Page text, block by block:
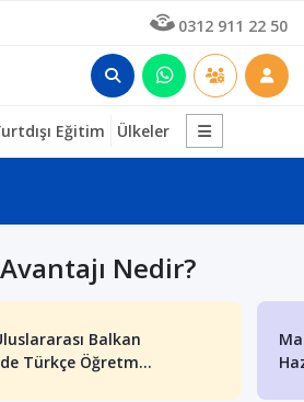
0312 911 22 50
Eğitim Ülkeler
Nedir?
Balkan
Türkçe Öğretm...